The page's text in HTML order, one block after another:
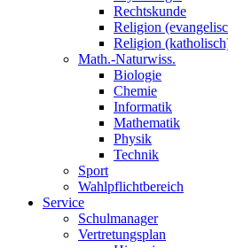
Rechtskunde
Religion
Religion
Math.-Naturwiss.
Biologie
Chemie
Informatik
Mathematik
Physik
Technik
Sport
Wahlpflichtbereich
Service
Schulmanager
Vertretungsplan